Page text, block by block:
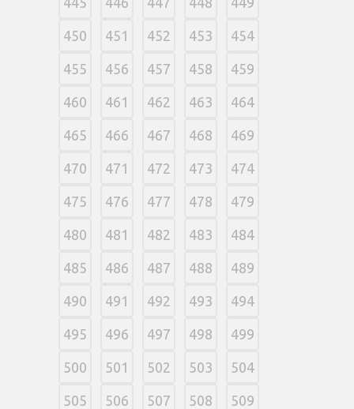
450 451 452 453 454
455 456 457 458 459
460 461 462 463 464
465 466 467 468 469
470 471 472 473 474
475 476 477 478 479
480 481 482 483 484
485 486 487 488 489
490 491 492 493 494
495 496 497 498 499
500 501 502 503 504
505 506 507 508 509